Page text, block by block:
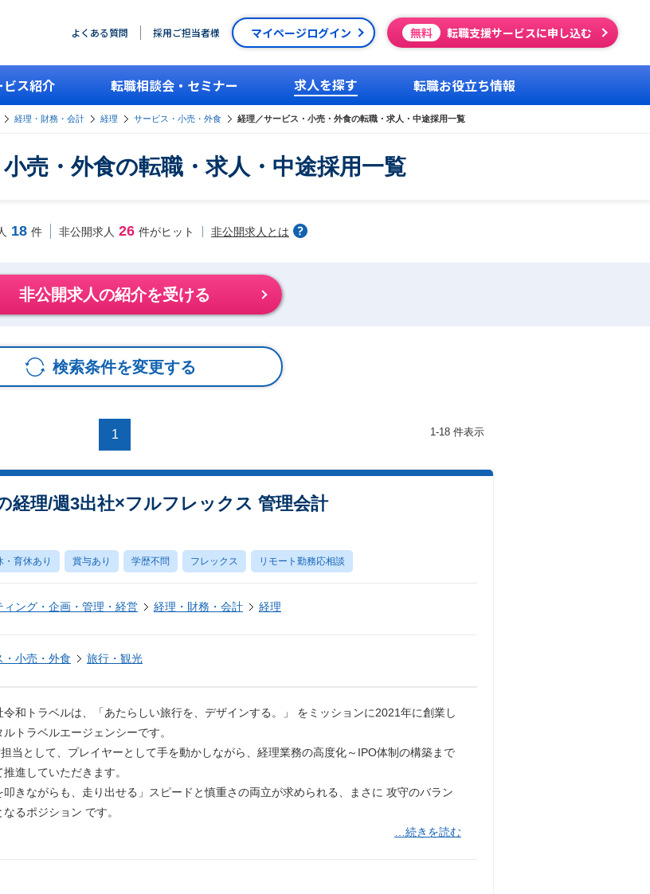
よくある質問 採用ご担当者様 マイページログイン 無料 転職支援サービスに申し込む
ビス紹介 転職相談会・セミナー 求人を探す 転職お役立ち情報
経理・財務・会計 経理 サービス・小売・外食 経理／サービス・小売・外食の転職・求人・中途採用一覧
売・外食の転職・求人・中途採用一覧
18 件 非公開求人 26 件がヒット 非公開求人とは
非公開求人の紹介を受ける
検索条件を変更する
1 1-18 件表示
経理/週3出社×フルフレックス 管理会計
・育休あり 賞与あり 学歴不問 フレックス リモート勤務応相談
ィング・企画・管理・経営 経理・財務・会計 経理
・小売・外食 旅行・観光
令和トラベルは、「あたらしい旅行を、デザインする。」 をミッションに2021年に創業し
ルトラベルエージェンシーです。
当として、プレイヤーとして手を動かしながら、経理業務の高度化～IPO体制の構築まで
進していただきます。
叩きながらも、走り出せる」スピードと慎重さの両立が求められる、まさに 攻守のバラン
なるポジション です。
…続きを読む